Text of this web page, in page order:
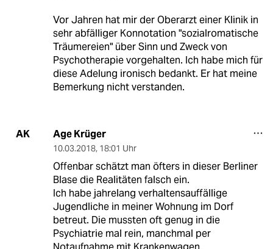
Vor Jahren hat mir der Oberarzt einer Klinik in
sehr abfälliger Konnotation "sozialromatische
Träumereien" über Sinn und Zweck von
Psychotherapie vorgehalten. Ich habe mich für
diese Adelung ironisch bedankt. Er hat meine
Bemerkung nicht verstanden.
AK Age Krüger
10.03.2018, 18:01 Uhr
Offenbar schätzt man öfters in dieser Berliner
Blase die Realitäten falsch ein.
Ich habe jahrelang verhaltensauffällige
Jugendliche in meiner Wohnung im Dorf
betreut. Die mussten oft genug in die
Psychiatrie mal rein, manchmal per